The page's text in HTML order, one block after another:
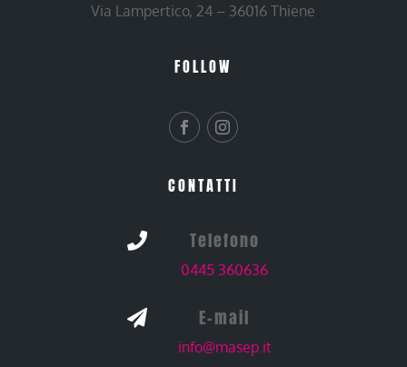
Via Lampertico, 24 – 36016 Thiene
FOLLOW
CONTATTI
 Telefono
0445 360636
 E-mail
info@masep.it